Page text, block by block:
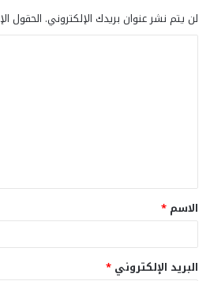
لن يتم نشر عنوان بريدك الإلكتروني. الحقول
ق
*
الاسم *
البريد الإلكتروني *